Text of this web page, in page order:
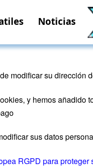
Noticias
modificar su dirección
y hemos añadido
sus datos
RGPD para proteger